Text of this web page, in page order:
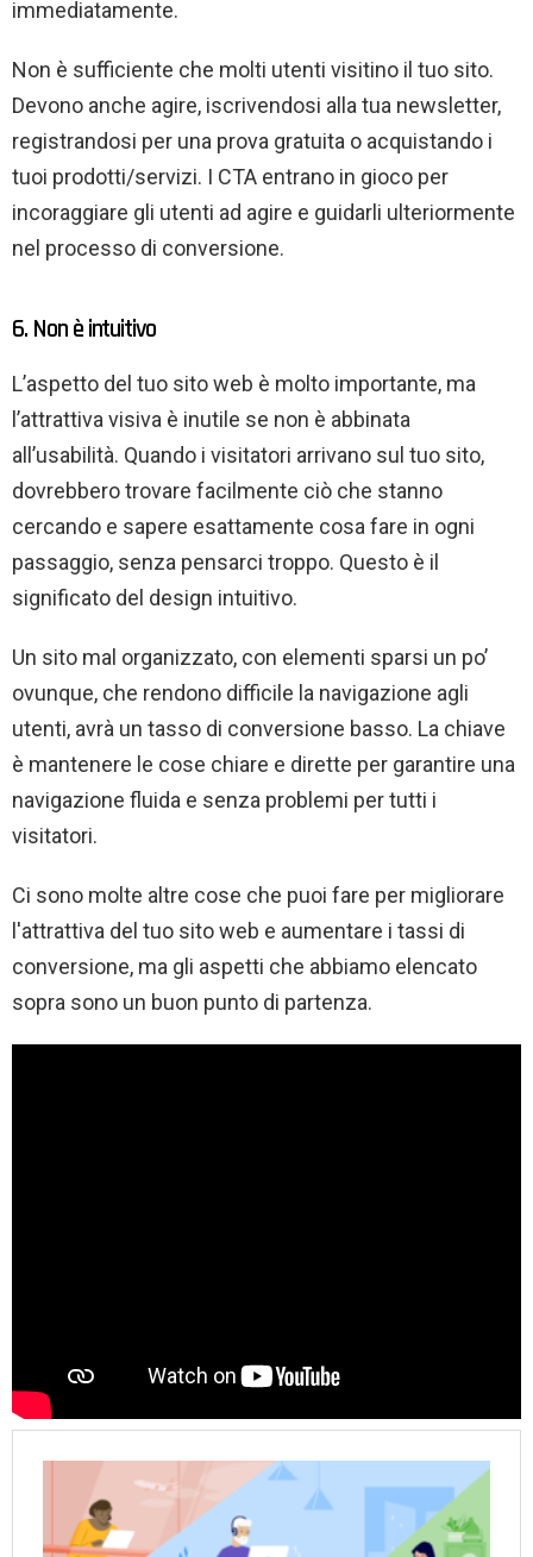
immediatamente.
Non è sufficiente che molti utenti visitino il tuo sito.
Devono anche agire, iscrivendosi alla tua newsletter,
registrandosi per una prova gratuita o acquistando i
tuoi prodotti/servizi. I CTA entrano in gioco per
incoraggiare gli utenti ad agire e guidarli ulteriormente
nel processo di conversione.
6. Non è intuitivo
L’aspetto del tuo sito web è molto importante, ma
l’attrattiva visiva è inutile se non è abbinata
all’usabilità. Quando i visitatori arrivano sul tuo sito,
dovrebbero trovare facilmente ciò che stanno
cercando e sapere esattamente cosa fare in ogni
passaggio, senza pensarci troppo. Questo è il
significato del design intuitivo.
Un sito mal organizzato, con elementi sparsi un po’
ovunque, che rendono difficile la navigazione agli
utenti, avrà un tasso di conversione basso. La chiave
è mantenere le cose chiare e dirette per garantire una
navigazione fluida e senza problemi per tutti i
visitatori.
Ci sono molte altre cose che puoi fare per migliorare
l'attrattiva del tuo sito web e aumentare i tassi di
conversione, ma gli aspetti che abbiamo elencato
sopra sono un buon punto di partenza.